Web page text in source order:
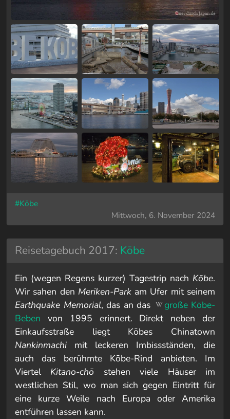
#Kōbe
Mittwoch, 6. November 2024
Reisetagebuch 2017: Kōbe
Ein (wegen Regens kurzer) Tagestrip nach Kōbe.
Wir sahen den Meriken-Parkam Ufer mit seinem
Earthquake Memorial, das an das
große Kōbe-
Beben von 1995 erinnert. Direkt neben der
Einkaufsstraße liegt Kōbes Chinatown
Nankinmachi mit leckeren Imbissständen, die
auch das berühmte Kōbe-Rind anbieten. Im
Viertel Kitano-chō stehen viele Häuser im
westlichen Stil, wo man sich gegen Eintritt für
eine kurze Weile nach Europa oder Amerika
entführen lassen kann.